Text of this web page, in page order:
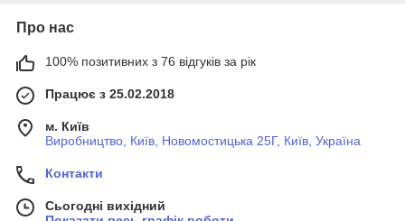
Про нас
100% позитивних з 76 відгуків за рік
Працює з 25.02.2018
м. Київ
Виробництво, Київ, Новомостицька 25Г, Київ, Україна
Контакти
Сьогодні вихідний